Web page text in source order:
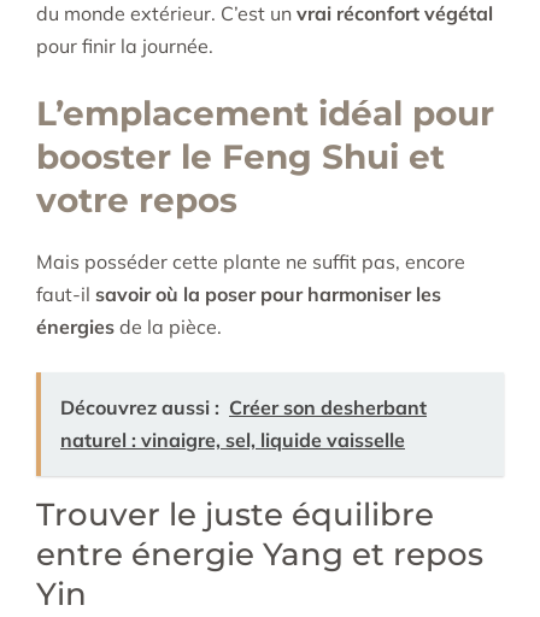
du monde extérieur. C’est un vrai réconfort végétal
pour finir la journée.
L’emplacement idéal pour
booster le Feng Shui et
votre repos
Mais posséder cette plante ne suffit pas, encore
faut-il savoir où la poser pour harmoniser les
énergies de la pièce.
Découvrez aussi : Créer son desherbant
naturel : vinaigre, sel, liquide vaisselle
Trouver le juste équilibre
entre énergie Yang et repos
Yin